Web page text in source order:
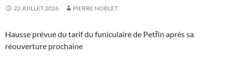
22 JUILLET 2026 PIERRE NOBLET
Hausse prévue du tarif du funiculaire de Petřín après sa
réouverture prochaine